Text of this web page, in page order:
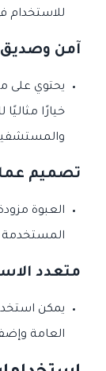
للاستخدام
آمن وصديق
يحتوي على
خيارًا
تصميم
العبوة
المستخدمة
متعدد
يمكن
العامة